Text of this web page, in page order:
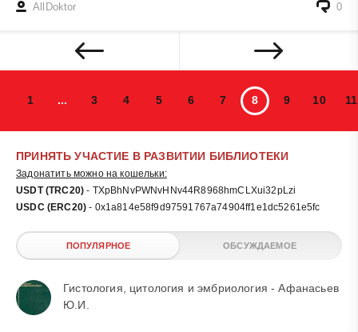
AllDoktor 0
1 ... 3 4 5 6 7 8 9 10 11
ПРИНЯТЬ УЧАСТИЕ В РАЗВИТИИ БИБЛИОТЕКИ
Задонатить можно на кошельки:
USDT (TRC20) - TXpBhNvPWNvHNv44R8968hmCLXui32pLzi
USDC (ERC20) - 0x1a814e58f9d97591767a74904ff1e1dc5261e5fc
ПОПУЛЯРНОЕ ОБСУЖДАЕМОЕ
Гистология, цитология и эмбриология - Афанасьев
Ю.И.